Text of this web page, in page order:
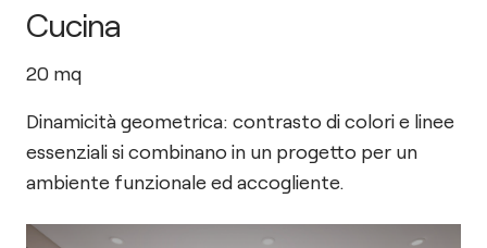
Cucina
20 mq
Dinamicità geometrica: contrasto di colori e linee
essenziali si combinano in un progetto per un
ambiente funzionale ed accogliente.